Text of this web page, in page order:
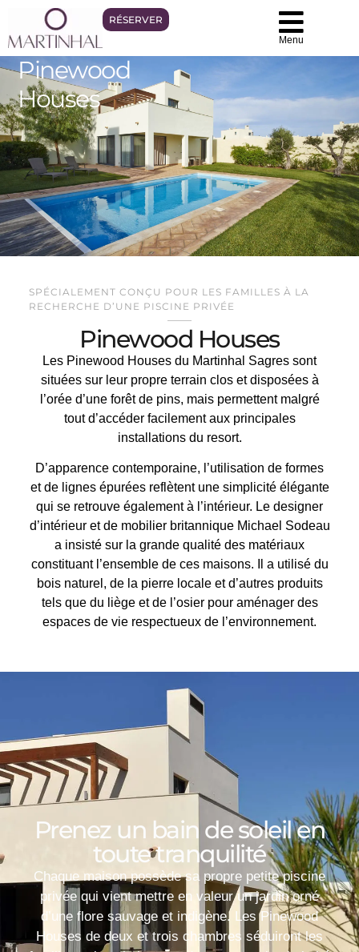
RÉSERVER
Menu
Pinewood
Houses
SPÉCIALEMENT CONÇU POUR LES FAMILLES À LA
RECHERCHE D’UNE PISCINE PRIVÉE
Pinewood Houses
Les Pinewood Houses du Martinhal Sagres sont
situées sur leur propre terrain clos et disposées à
l’orée d’une forêt de pins, mais permettent malgré
tout d’accéder facilement aux principales
installations du resort.
D’apparence contemporaine, l’utilisation de formes
et de lignes épurées reflètent une simplicité élégante
qui se retrouve également à l’intérieur. Le designer
d’intérieur et de mobilier britannique Michael Sodeau
a insisté sur la grande qualité des matériaux
constituant l’ensemble de ces maisons. Il a utilisé du
bois naturel, de la pierre locale et d’autres produits
tels que du liège et de l’osier pour aménager des
espaces de vie respectueux de l’environnement.
Prenez un bain de soleil en
toute tranquilité
Chaque maison possède sa propre petite piscine
privée qui vient mettre en valeur un jardin orné
d’une flore sauvage et indigène. Les Pinewood
Houses de deux et trois chambres séduiront les